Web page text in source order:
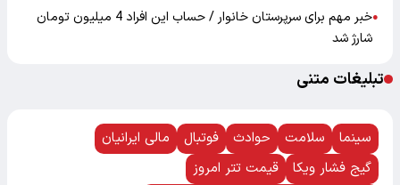
●
خبر مهم برای سرپرستان خانوار / حساب این افراد 4 میلیون تومان
شارژ شد
تبلیغات متنی
سینما سلامت حوادث فوتبال
مالی ایرانیان
گیج فشار ویکا
قیمت تتر امروز